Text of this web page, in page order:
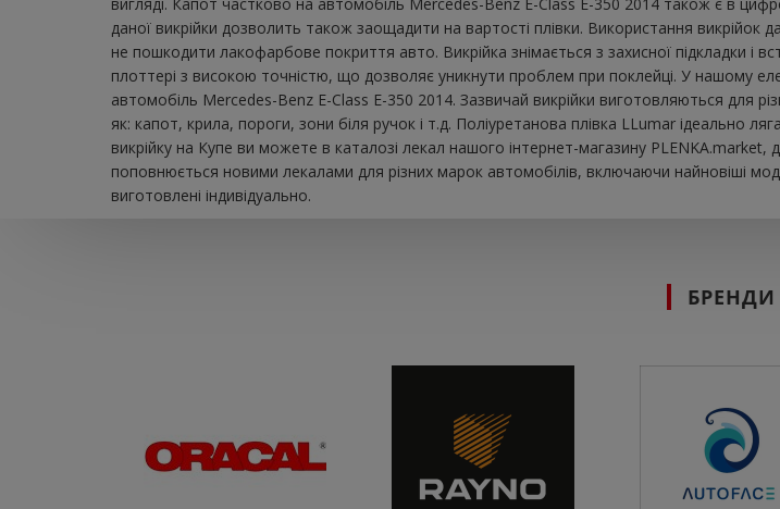
даної викрійки дозволить також заощадити на вартості плівки. Використання викрійок
не пошкодити лакофарбове покриття авто. Викрійка знімається з захисної підкладки і
плоттері з високою точністю, що дозволяє уникнути проблем при поклейці. У нашому
автомобіль Mercedes-Benz E-Class E-350 2014. Зазвичай викрійки виготовляються для
як: капот, крила, пороги, зони біля ручок і т.д. Поліуретанова плівка LLumar ідеально
викрійку на Купе ви можете в каталозі лекал нашого інтернет-магазину
поповнюється новими лекалами для різних марок автомобілів, включаючи найновіші
виготовлені індивідуально.
БРЕНДИ